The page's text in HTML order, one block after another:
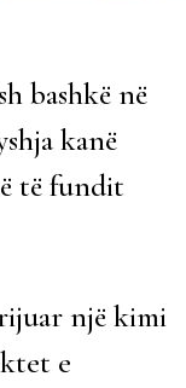
bashkë në
kanë
të fundit
një kimi
e